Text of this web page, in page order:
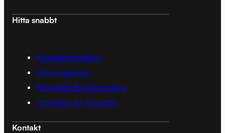
Hitta snabbt
Kunskapsportalen
Föreningsshop
Produkter för Utespelare
Produkter för Ringette
Kontakt